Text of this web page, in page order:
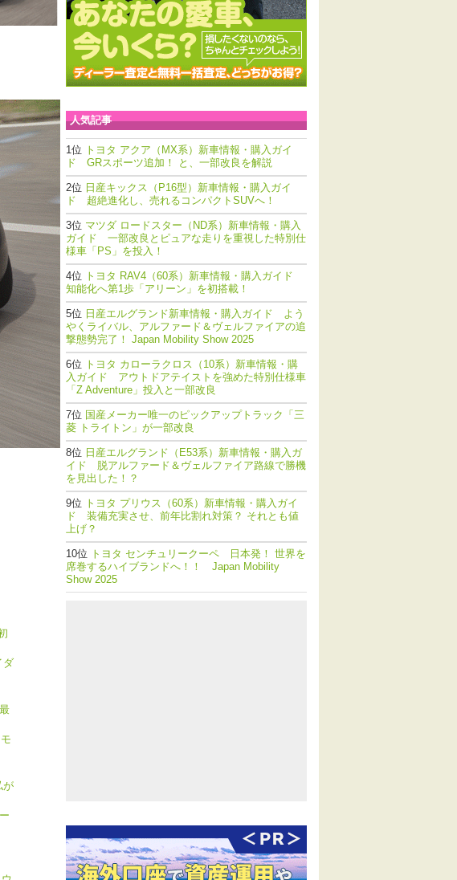
ダ
が
人気記事
トヨタ アクア（MX系）新車情報・購入ガイ
ド GRスポーツ追加！ と、一部改良を解説
日産キックス（P16型）新車情報・購入ガイ
ド 超絶進化し、売れるコンパクトSUVへ！
マツダ ロードスター（ND系）新車情報・購入
ガイド 一部改良とピュアな走りを重視した特別仕
様車「PS」を投入！
トヨタ RAV4（60系）新車情報・購入ガイド
知能化へ第1歩「アリーン」を初搭載！
日産エルグランド新車情報・購入ガイド よう
やくライバル、アルファード＆ヴェルファイアの追
撃態勢完了！ Japan Mobility Show 2025
トヨタ カローラクロス（10系）新車情報・購
入ガイド アウトドアテイストを強めた特別仕様車
「Z Adventure」投入と一部改良
国産メーカー唯一のピックアップトラック「三
菱 トライトン」が一部改良
日産エルグランド（E53系）新車情報・購入ガ
イド 脱アルファード＆ヴェルファイア路線で勝機
を見出した！？
トヨタ プリウス（60系）新車情報・購入ガイ
ド 装備充実させ、前年比割れ対策？ それとも値
上げ？
トヨタ センチュリークーペ 日本発！ 世界を
席巻するハイブランドへ！！ Japan Mobility
Show 2025